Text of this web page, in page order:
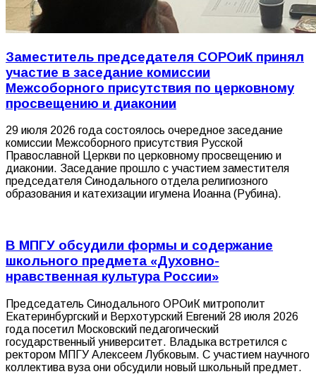
Заместитель председателя СОРОиК принял
участие в заседание комиссии
Межсоборного присутствия по церковному
просвещению и диаконии
29 июля 2026 года состоялось очередное заседание
комиссии Межсоборного присутствия Русской
Православной Церкви по церковному просвещению и
диаконии. Заседание прошло с участием заместителя
председателя Синодального отдела религиозного
образования и катехизации игумена Иоанна (Рубина).
В МПГУ обсудили формы и содержание
школьного предмета «Духовно-
нравственная культура России»
Председатель Синодального ОРОиК митрополит
Екатеринбургский и Верхотурский Евгений 28 июля 2026
года посетил Московский педагогический
государственный университет. Владыка встретился с
ректором МПГУ Алексеем Лубковым. С участием научного
коллектива вуза они обсудили новый школьный предмет.